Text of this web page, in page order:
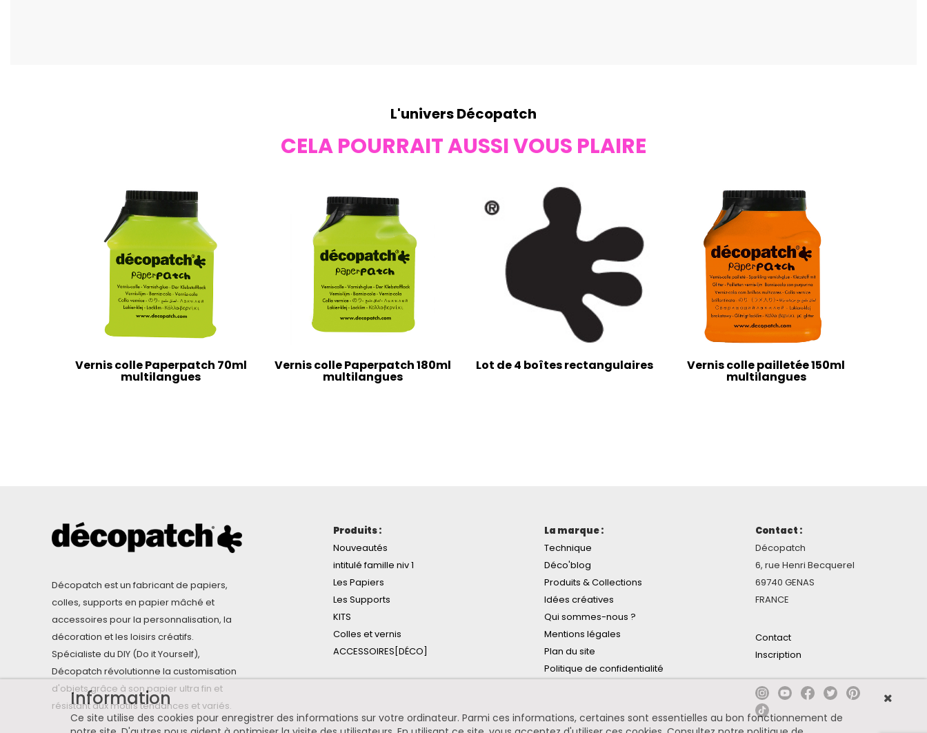
L'univers Décopatch
CELA POURRAIT AUSSI VOUS PLAIRE
Vernis colle Paperpatch 70ml
multilangues
Vernis colle Paperpatch 180ml
multilangues
Lot de 4 boîtes rectangulaires Vernis colle pailletée 150ml
multilangues
Décopatch est un fabricant de papiers,
colles, supports en papier mâché et
accessoires pour la personnalisation, la
décoration et les loisirs créatifs.
Spécialiste du DIY (Do it Yourself),
Décopatch révolutionne la customisation
d'objets grâce à son papier ultra fin et
résistant aux motifs tendances et variés.
Produits :
Nouveautés
intitulé famille niv 1
Les Papiers
Les Supports
KITS
Colles et vernis
ACCESSOIRES[DÉCO]
La marque :
Technique
Déco'blog
Produits & Collections
Idées créatives
Qui sommes-nous ?
Mentions légales
Plan du site
Politique de confidentialité
Contact :
Décopatch
6, rue Henri Becquerel
69740 GENAS
FRANCE
Contact
Inscription
Information
Ce site utilise des cookies pour enregistrer des informations sur votre ordinateur. Parmi ces informations, certaines sont essentielles au bon fonctionnement de